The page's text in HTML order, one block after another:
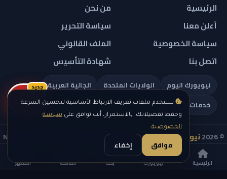
الرئيسية نيويورك بحث القائمة المظهر
نستخدم ملفات تعريف الارتباط الأساسية لتحسين السرعة
وحفظ تفضيلاتك. بالاستمرار، أنت توافق على سياسة
الخصوصية.
موافق إخفاء
الرئيسية
من نحن
أعلن معنا
سياسة التحرير
سياسة الخصوصية
الملف القانوني
اتصل بنا
شهادة التأسيس
نيويورك اليوم الولايات المتحدة
الجالية العربية
خدمات تهمك
© 2026 نيويورك نيوز
— جميع الحقوق محفوظة — NEW YORK NEWS
IN ARABIC LLC — رقم التسجيل 0451351808
ريلز
جديد